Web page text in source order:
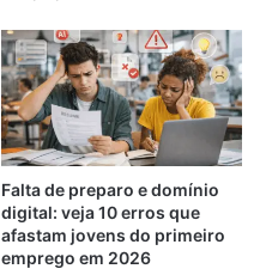
Falta de preparo e domínio
digital: veja 10 erros que
afastam jovens do primeiro
emprego em 2026